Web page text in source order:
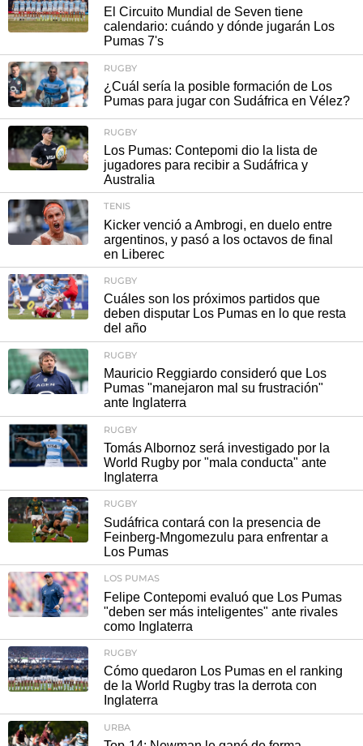
El Circuito Mundial de Seven tiene
calendario: cuándo y dónde jugarán Los
Pumas 7's
RUGBY
¿Cuál sería la posible formación de Los
Pumas para jugar con Sudáfrica en Vélez?
RUGBY
Los Pumas: Contepomi dio la lista de
jugadores para recibir a Sudáfrica y
Australia
TENIS
Kicker venció a Ambrogi, en duelo entre
argentinos, y pasó a los octavos de final
en Liberec
RUGBY
Cuáles son los próximos partidos que
deben disputar Los Pumas en lo que resta
del año
RUGBY
Mauricio Reggiardo consideró que Los
Pumas "manejaron mal su frustración"
ante Inglaterra
RUGBY
Tomás Albornoz será investigado por la
World Rugby por "mala conducta" ante
Inglaterra
RUGBY
Sudáfrica contará con la presencia de
Feinberg-Mngomezulu para enfrentar a
Los Pumas
LOS PUMAS
Felipe Contepomi evaluó que Los Pumas
"deben ser más inteligentes" ante rivales
como Inglaterra
RUGBY
Cómo quedaron Los Pumas en el ranking
de la World Rugby tras la derrota con
Inglaterra
URBA